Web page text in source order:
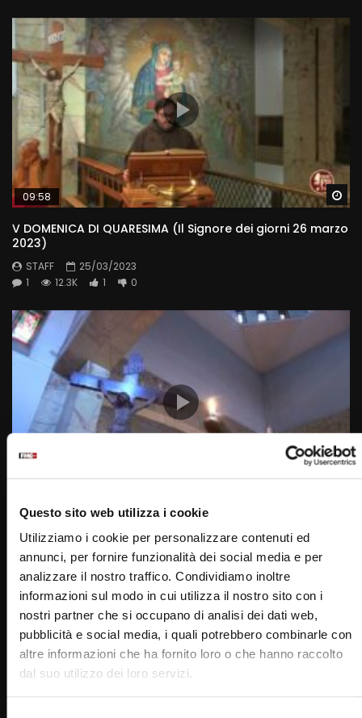
Questo sito web utilizza i cookie
Utilizziamo i cookie per personalizzare contenuti ed
annunci, per fornire funzionalità dei social media e per
analizzare il nostro traffico. Condividiamo inoltre
informazioni sul modo in cui utilizza il nostro sito con i
nostri partner che si occupano di analisi dei dati web,
pubblicità e social media, i quali potrebbero combinarle con
altre informazioni che ha fornito loro o che hanno raccolto
dal suo utilizzo dei loro servizi.
09:58
V DOMENICA DI QUARESIMA (Il Signore dei giorni 26 marzo
2023)
STAFF
25/03/2023
1
12.3K 1 0
Il Signore dei giorni 13 agosto 2023
STAFF
12/08/2023
0
10.6K 80 0